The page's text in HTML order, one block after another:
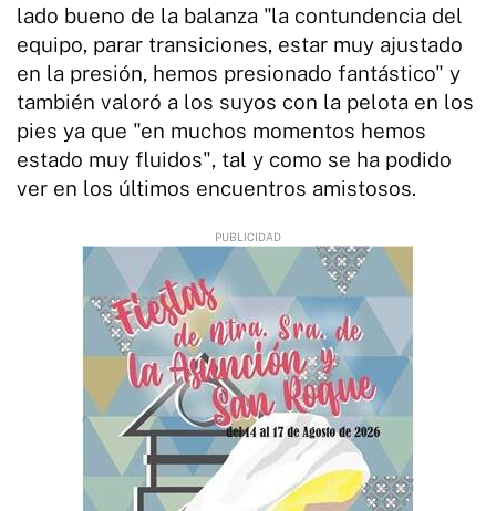
lado bueno de la balanza "la contundencia del
equipo, parar transiciones, estar muy ajustado
en la presión, hemos presionado fantástico" y
también valoró a los suyos con la pelota en los
pies ya que "en muchos momentos hemos
estado muy fluidos", tal y como se ha podido
ver en los últimos encuentros amistosos.